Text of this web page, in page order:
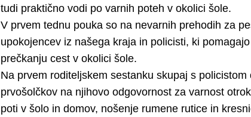
tudi praktično vodi po varnih poteh v okolici šole.
V prvem tednu pouka so na nevarnih prehodih za
upokojencev iz našega kraja in policisti, ki
prečkanju cest v okolici šole.
Na prvem roditeljskem sestanku skupaj s policistom
prvošolčkov na njihovo odgovornost za varnost
poti v šolo in domov, nošenje rumene rutice in